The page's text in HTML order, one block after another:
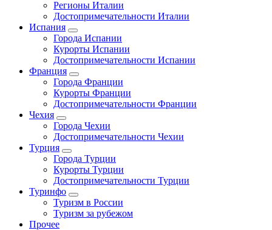
Регионы Италии
Достопримечательности Италии
Испания
Города Испании
Курорты Испании
Достопримечательности Испании
Франция
Города Франции
Курорты Франции
Достопримечательности Франции
Чехия
Города Чехии
Достопримечательности Чехии
Турция
Города Турции
Курорты Турции
Достопримечательности Турции
Туринфо
Туризм в России
Туризм за рубежом
Прочее